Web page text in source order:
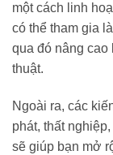
một cách linh
có thể tham gia
qua đó nâng cao
thuật.
Ngoài ra, các
phát, thất
sẽ giúp bạn mở